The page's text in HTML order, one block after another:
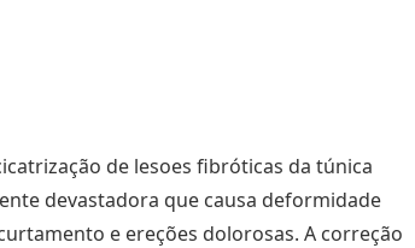
de lesoes fibróticas da túnica
devastadora que causa deformidade
e ereções dolorosas. A correção